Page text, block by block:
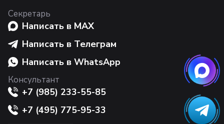
Секретарь
Написать в MAX
Написать в Телеграм
Написать в WhatsApp
Консультант
+7 (985) 233-55-85
+7 (495) 775-95-33